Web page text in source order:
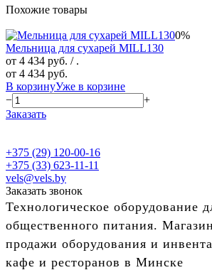
Похожие товары
0%
Мельница для сухарей MILL130
от 4 434 руб. / .
от 4 434 руб.
В корзинуУже в корзине
−
+
Заказать
+375 (29) 120-00-16
+375 (33) 623-11-11
vels@vels.by
Заказать звонок
Технологическое оборудование
общественного питания.
продажи оборудования и
кафе и ресторанов в Минске